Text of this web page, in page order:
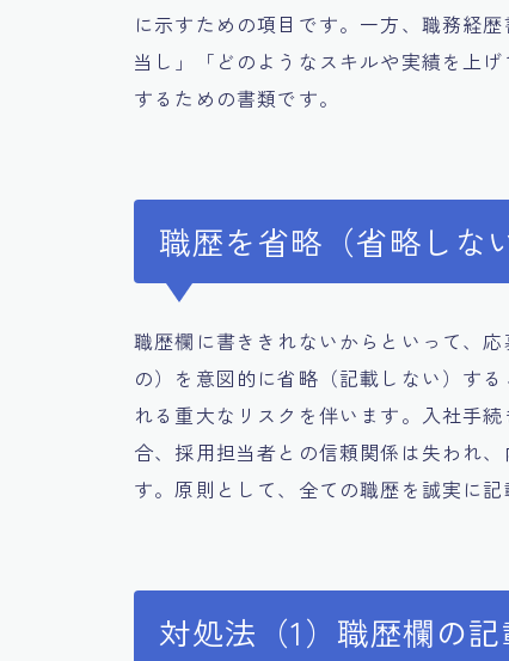
に示すための項目です。一方、職務経
当し」「どのようなスキルや実績を上
するための書類です。
職歴を省略（省略しな
職歴欄に書ききれないからといって、
の）を意図的に省略（記載しない）す
れる重大なリスクを伴います。入社手
合、採用担当者との信頼関係は失われ
す。原則として、全ての職歴を誠実に記
対処法（1）職歴欄の